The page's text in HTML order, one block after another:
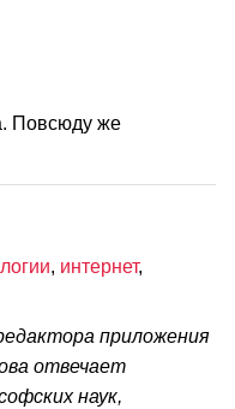
Повсюду же
, интернет,
приложения
отвечает
наук,